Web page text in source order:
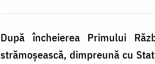
După încheierea Primului
strămoșească, dimpreună cu